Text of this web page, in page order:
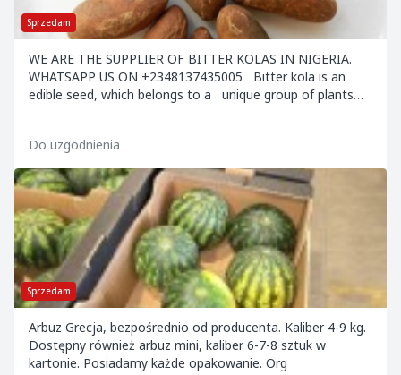
Sprzedam
WE ARE THE SUPPLIER OF BITTER KOLAS IN NIGERIA.
WHATSAPP US ON +2348137435005 Bitter kola is an
edible seed, which belongs to a unique group of plants
Do uzgodnienia
Sprzedam
Arbuz Grecja, bezpośrednio od producenta. Kaliber 4-9 kg.
Dostępny również arbuz mini, kaliber 6-7-8 sztuk w
kartonie. Posiadamy każde opakowanie. Org